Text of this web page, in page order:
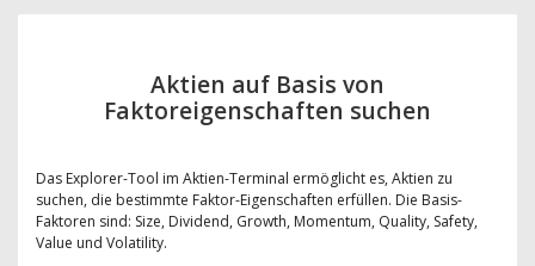
Aktien auf Basis von
Faktoreigenschaften suchen
Das Explorer-Tool im Aktien-Terminal ermöglicht es, Aktien zu
suchen, die bestimmte Faktor-Eigenschaften erfüllen. Die Basis-
Faktoren sind: Size, Dividend, Growth, Momentum, Quality, Safety,
Value und Volatility.